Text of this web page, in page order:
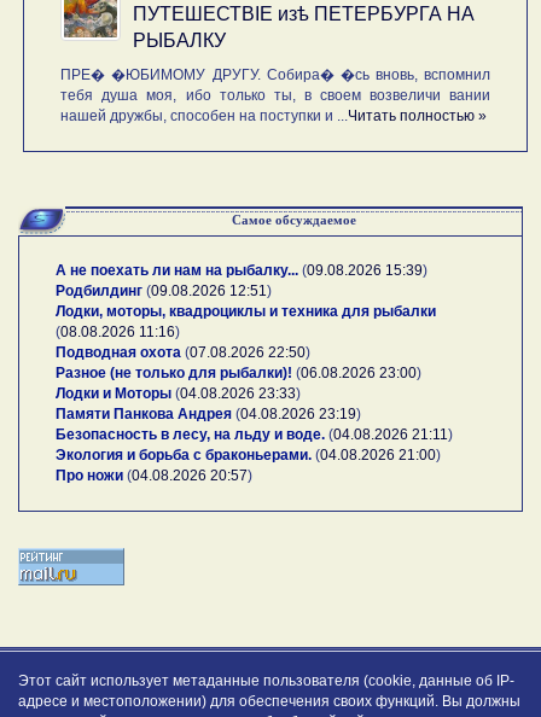
ПУТЕШЕСТВIE изѣ ПЕТЕРБУРГА НА
РЫБАЛКУ
ПРЕ� �ЮБИМОМУ ДРУГУ. Собира� �сь вновь, вспомнил
тебя душа моя, ибо только ты, в своем возвеличи вании
нашей дружбы, способен на поступки и ... Читать полностью »
Самое обсуждаемое
А не поехать ли нам на рыбалку... (09.08.2026 15:39)
Родбилдинг (09.08.2026 12:51 )
Лодки, моторы, квадроциклы и техника для рыбалки
(08.08.2026 11:16)
Подводная охота (07.08.2026 22:50)
Разное (не только для рыбалки)! (06.08.2026 23:00)
Лодки и Моторы (04.08.2026 23:33)
Памяти Панкова Андрея (04.08.2026 23:19)
Безопасность в лесу, на льду и воде. (04.08.2026 21:11 )
Экология и борьба с браконьерами. (04.08.2026 21:00)
Про ножи (04.08.2026 20:57)
Этот сайт использует метаданные пользователя (cookie, данные об IP-
адресе и местоположении) для обеспечения своих функций. Вы должны